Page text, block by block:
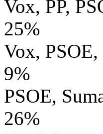
Vox, PP,
25%
Vox, PSOE,
9%
PSOE,
26%